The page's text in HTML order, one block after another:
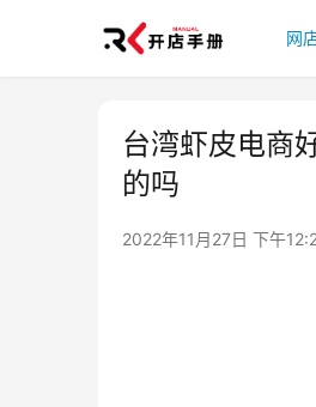
网
台湾虾皮电商
的吗
2022年11月27日 下午